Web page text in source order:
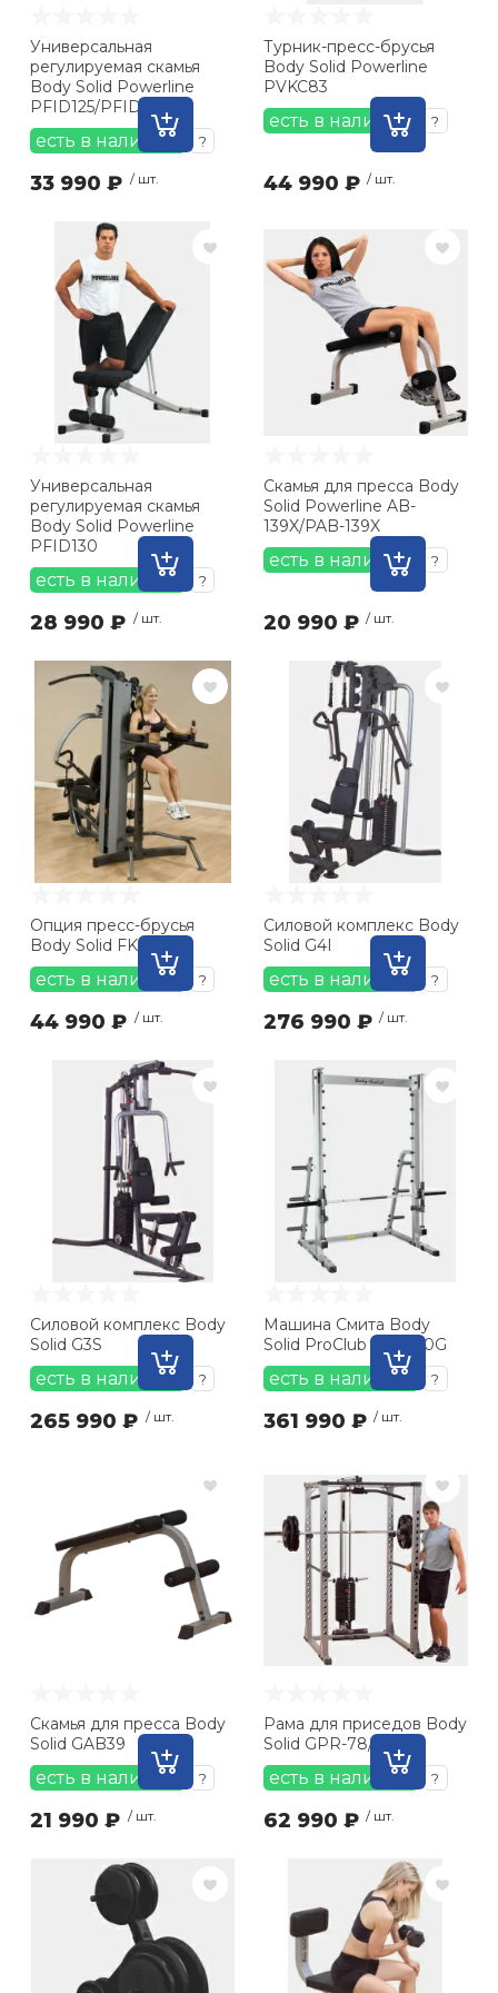
Ролики для
Упоры для
Утяжелители
Эспандеры и
Аксессуары
йоги
Медболы
Пояса
Универсальная
регулируемая скамья
Body Solid Powerline
PFID125/PFID135
есть в наличии ?
33 990 ₽ / шт.
Турник-пресс-брусья
Body Solid Powerline
PVKC83
есть в наличии ?
44 990 ₽ / шт.
Универсальная
регулируемая скамья
Body Solid Powerline
PFID130
есть в наличии ?
28 990 ₽ / шт.
Скамья для пресса Body
Solid Powerline AB-
139X/PAB-139X
есть в наличии ?
20 990 ₽ / шт.
Опция пресс-брусья
Body Solid FKR
есть в наличии ?
44 990 ₽ / шт.
Силовой комплекс Body
Solid G4I
есть в наличии ?
276 990 ₽ / шт.
Силовой комплекс Body
Solid G3S
есть в наличии ?
265 990 ₽ / шт.
Машина Смита Body
Solid ProClub SSM350G
есть в наличии ?
361 990 ₽ / шт.
Скамья для пресса Body
Solid GAB39
есть в наличии ?
21 990 ₽ / шт.
Рама для приседов Body
Solid GPR-78/PR-78
есть в наличии ?
62 990 ₽ / шт.